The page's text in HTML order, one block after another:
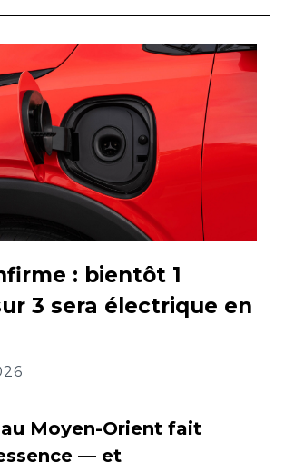
: bientôt 1
3 sera électrique en
Moyen-Orient fait
— et